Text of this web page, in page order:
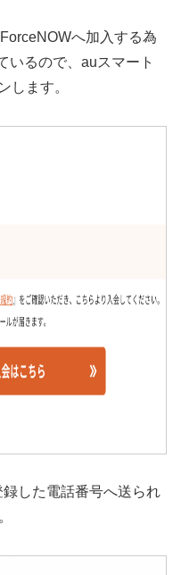
へ加入する為
いるので、auスマート
します。
した電話番号へ送られ